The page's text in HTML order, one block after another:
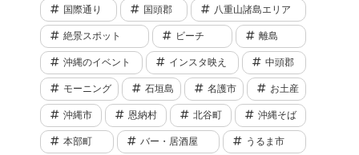
国際通り 国頭郡 八重山諸島エリア
絶景スポット ビーチ 離島
沖縄のイベント インスタ映え 中頭郡
モーニング 石垣島 名護市 お土産
沖縄市 恩納村 北谷町 沖縄そば
本部町 バー・居酒屋 うるま市